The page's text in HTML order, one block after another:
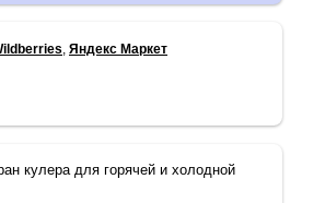
Яндекс Маркет
кулера для горячей и холодной